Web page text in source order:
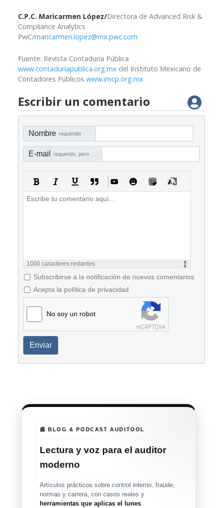
C.P.C. Maricarmen López/Directora de Advanced Risk &
Compliance Analytics
PwC/maricarmen.lopez@mx.pwc.com
Fuente: Revista Contaduría Pública
www.contaduriapublica.org.mx del Instituto Mexicano de
Contadores Públicos www.imcp.org.mx
Escribir un comentario
Nombre requerido
E-mail
1000 caracteres restantes
Subscribirse a la notificación de nuevos comentarios
Acepta la política de privacidad
No soy un robot
Enviar
📰 BLOG & PODCAST AUDITOOL
Lectura y voz para el auditor
moderno
Artículos prácticos sobre control interno, fraude,
normas y carrera, con casos reales y
herramientas que aplicas el lunes.